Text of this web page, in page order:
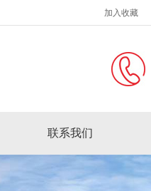
加入收藏
联系我们